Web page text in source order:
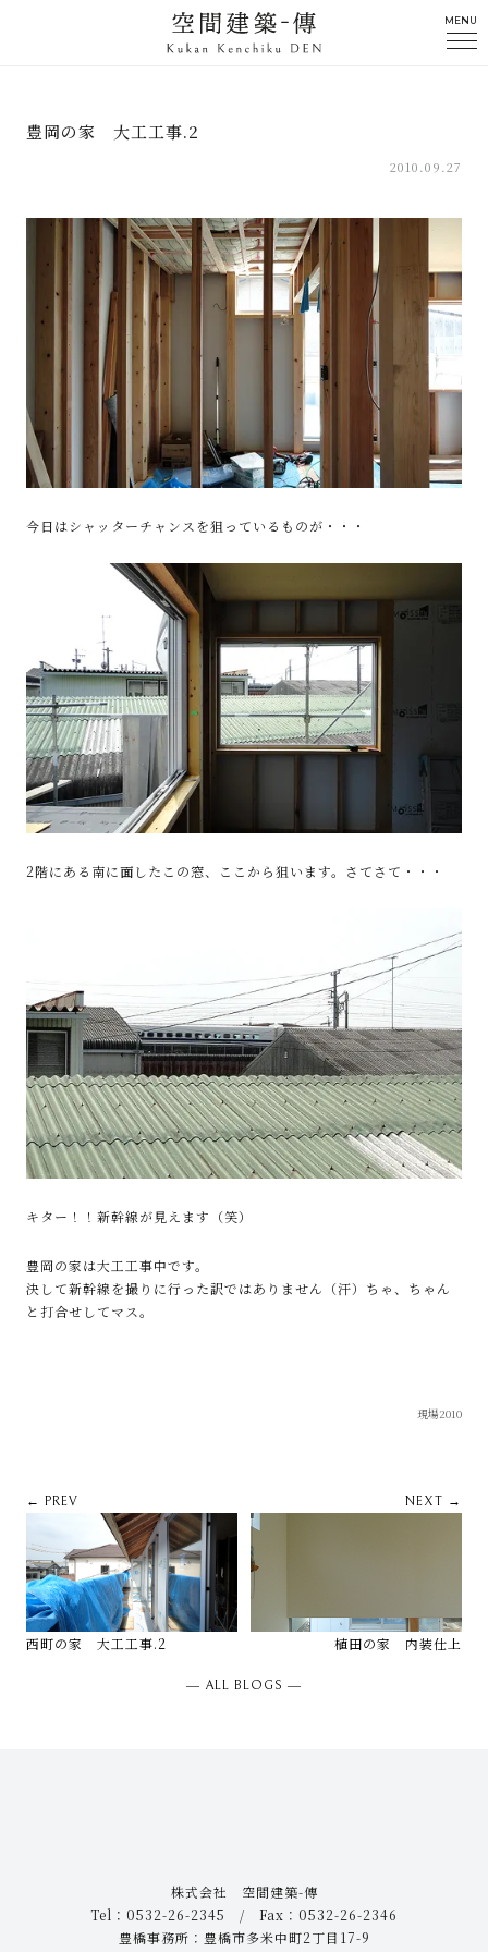
MENU
豊岡の家 大工工事.2
2010.09.27
今日はシャッターチャンスを狙っているものが・・・
2階にある南に面したこの窓、ここから狙います。さてさて・・・
キター！！新幹線が見えます（笑）
豊岡の家は大工工事中です。
決して新幹線を撮りに行った訳ではありません（汗）ちゃ、ちゃん
と打合せしてマス。
現場2010
← PREV
西町の家 大工工事.2
NEXT →
植田の家 内装仕上
― ALL BLOGS ―
株式会社 空間建築-傳
Tel：0532-26-2345 / Fax：0532-26-2346
豊橋事務所：豊橋市多米中町2丁目17-9